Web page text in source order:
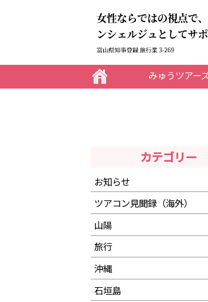
女性ならではの視点で
ンシェルジュとしてサ
みゅうツアー
カテゴリー
お知らせ
ツアコン見聞録（海外）
山陽
旅行
沖縄
石垣島